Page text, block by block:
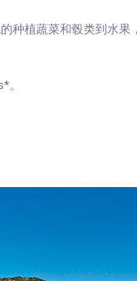
种植蔬菜和毂类到水
。